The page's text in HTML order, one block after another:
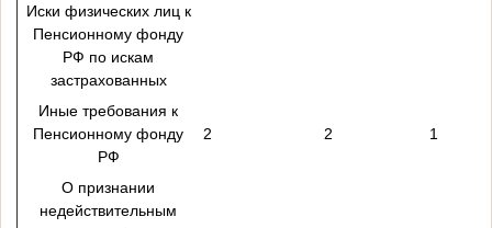
Иски физических лиц к
Пенсионному фонду
РФ по искам
застрахованных
Иные требования к
Пенсионному фонду
РФ
2 2 1
О признании
недействительным